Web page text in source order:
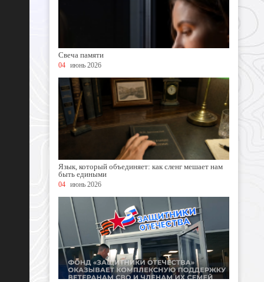
Свеча памяти
04 июнь 2026
Язык, который объединяет: как сленг мешает нам
быть едиными
04 июнь 2026